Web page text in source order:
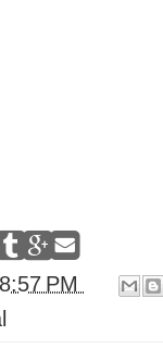
8:57 PM